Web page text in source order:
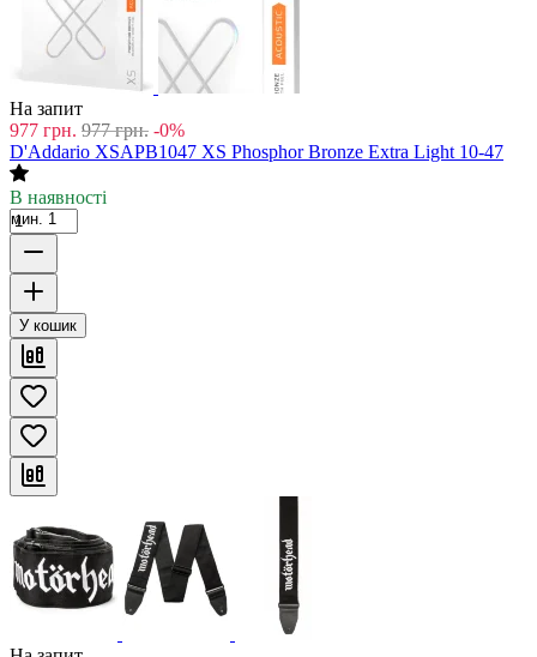
На запит
977 грн. 977 грн. -0%
D'Addario XSAPB1047 XS Phosphor Bronze Extra Light 10-47
В наявності
мин. 1
У кошик